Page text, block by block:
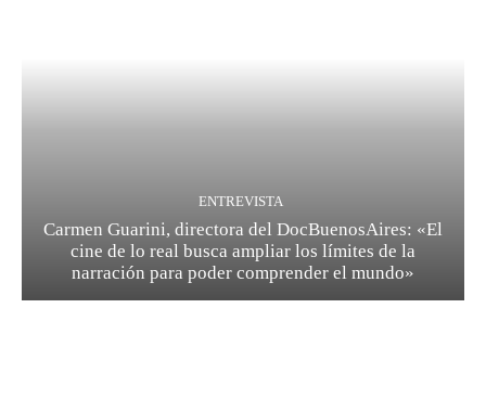
ENTREVISTA
Carmen Guarini, directora del DocBuenosAires: «El
cine de lo real busca ampliar los límites de la
narración para poder comprender el mundo»